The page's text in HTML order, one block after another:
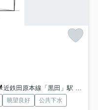
近鉄田原本線「黒田」駅 徒歩18分
眺望良好 公共下水